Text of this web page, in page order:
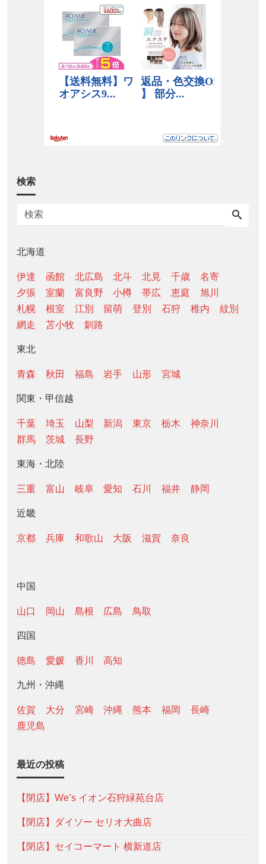
検索
北海道
伊達 函館 北広島 北斗 北見 千歳
名寄
夕張
室蘭 富良野 小樽 帯広 恵庭
旭川
札幌
根室 江別 留萌 登別 石狩 稚内
紋別
網走
苫小牧 釧路
東北
青森 秋田 福島 岩手 山形 宮城
関東・甲信越
千葉 埼玉 山梨 新潟 東京 栃木
神奈川
群馬
茨城 長野
東海・北陸
三重 富山 岐阜 愛知 石川 福井 静岡
近畿
京都 兵庫 和歌山 大阪 滋賀 奈良
中国
山口 岡山 島根 広島 鳥取
四国
徳島 愛媛 香川 高知
九州・沖縄
佐賀 大分 宮崎 沖縄 熊本 福岡
長崎
鹿児島
最近の投稿
【閉店】We’s イオン石狩緑苑台店
【閉店】ダイソー セリオ大曲店
【閉店】セイコーマート 横新道店